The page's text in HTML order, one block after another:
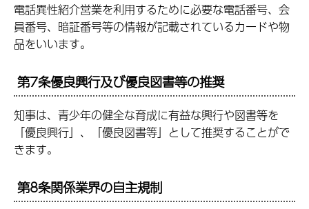
電話異性紹介営業を利用するために必要な電話番号、会
員番号、暗証番号等の情報が記載されているカードや物
品をいいます。
第7条優良興行及び優良図書等の推奨
知事は、青少年の健全な育成に有益な興行や図書等を
「優良興行」、「優良図書等」として推奨することがで
きます。
第8条関係業界の自主規制